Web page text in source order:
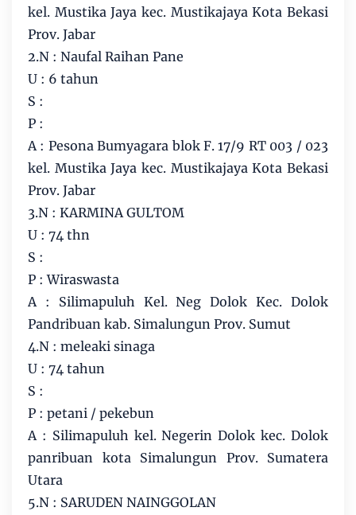
kel. Mustika Jaya kec. Mustikajaya Kota Bekasi
Prov. Jabar
2.N : Naufal Raihan Pane
U : 6 tahun
S :
P :
A : Pesona Bumyagara blok F. 17/9 RT 003 / 023
kel. Mustika Jaya kec. Mustikajaya Kota Bekasi
Prov. Jabar
3.N : KARMINA GULTOM
U : 74 thn
S :
P : Wiraswasta
A : Silimapuluh Kel. Neg Dolok Kec. Dolok
Pandribuan kab. Simalungun Prov. Sumut
4.N : meleaki sinaga
U : 74 tahun
S :
P : petani / pekebun
A : Silimapuluh kel. Negerin Dolok kec. Dolok
panribuan kota Simalungun Prov. Sumatera
Utara
5.N : SARUDEN NAINGGOLAN